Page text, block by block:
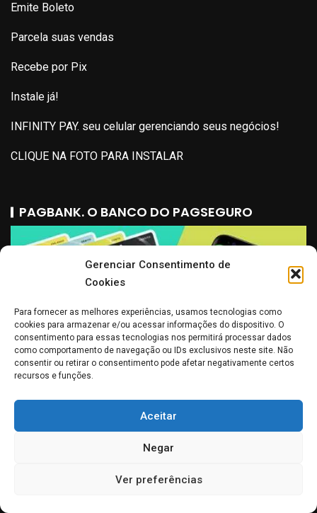
Gerenciar Consentimento de
Cookies
Para fornecer as melhores experiências, usamos tecnologias como
cookies para armazenar e/ou acessar informações do dispositivo. O
consentimento para essas tecnologias nos permitirá processar dados
como comportamento de navegação ou IDs exclusivos neste site. Não
consentir ou retirar o consentimento pode afetar negativamente certos
recursos e funções.
Aceitar
Negar
Ver preferências
Emite Boleto
Parcela suas vendas
Recebe por Pix
Instale já!
INFINITY PAY. seu celular gerenciando seus negócios!
CLIQUE NA FOTO PARA INSTALAR
PAGBANK. O BANCO DO PAGSEGURO
POINT. A MAQUININHA MERCADO PAGO